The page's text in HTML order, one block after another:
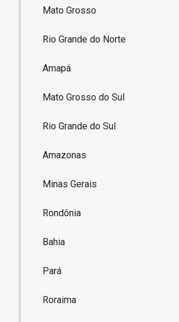
Mato Grosso
Rio Grande do Norte
Amapá
Mato Grosso do Sul
Rio Grande do Sul
Amazonas
Minas Gerais
Rondônia
Bahia
Pará
Roraima